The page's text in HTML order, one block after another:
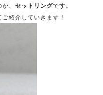
、 セットリングです。
紹介していきます！